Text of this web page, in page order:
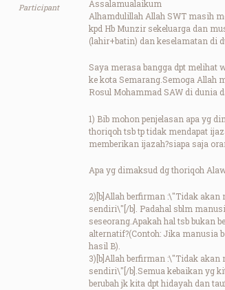
Participant
Assalamualaikum
Alhamdulillah Allah SWT masih
kpd Hb Munzir sekeluarga dan
(lahir+batin) dan keselamatan di
Saya merasa bangga dpt melihat
ke kota Semarang.Semoga Allah
Rosul Mohammad SAW di dunia
1) Bib mohon penjelasan apa yg
thoriqoh tsb tp tidak mendapat
memberikan ijazah?siapa saja
Apa yg dimaksud dg thoriqoh
2)[b]Allah berfirman :\"Tidak
sendiri\"[/b]. Padahal sblm
seseorang.Apakah hal tsb bukan
alternatif?(Contoh: Jika manusia
hasil B).
3)[b]Allah berfirman :\"Tidak
sendiri\"[/b].Semua kebaikan yg
berubah jk kita dpt hidayah dan